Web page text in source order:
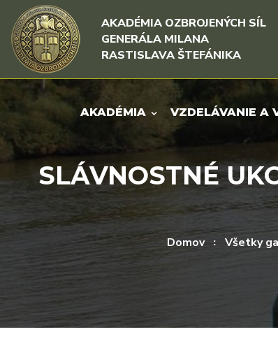
Rovno na obsah
Rovno na menu
AKADÉMIA OZBROJENÝCH SÍL
GENERÁLA MILANA
RASTISLAVA ŠTEFÁNIKA
AKADÉMIA VZDELÁVANIE A
SLÁVNOSTNÉ
Domov Všetky